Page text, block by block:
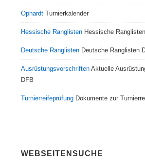
Ophardt Turnierkalender
Hessische Ranglisten Hessische
Deutsche Ranglisten Deutsche Ranglisten
Ausrüstungsvorschriften Aktuelle
DFB
Turnierreifeprüfung Dokumente zur
WEBSEITENSUCHE